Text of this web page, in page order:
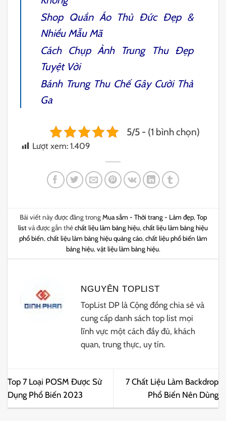
Shop Quần Áo Thủ ĐứcĐẹp &
Nhiều Mẫu Mã
Cách ChụpẢnh Trung Thu Đẹp
Tuyệt Vời
Bánh Trung Thu ChếGây Cười Thả
Ga
5/5 - (1 bình chọn)
Lượt xem: 1.409
Bài viết này được đăng trongMua sắm - Thời trang - Làm đẹp, Top
listvà được gắn thẻchất liệu làm bảng hiệu, chất liệu làm bảng hiệu
phổ biến, chất liệu làm bảng hiệu quảng cáo, chất liệu phổ biến làm
bảng hiệu, vật liệu làm bảng hiệu.
NGUYÊN TOPLIST
TopList DP là Cộng đồng chia sẻ và
cung cấp danh sách top list mọi
lĩnh vực một cách đầy đủ, khách
quan, trung thực, uy tín.
Top 7 Loại POSM Được Sử
Dụng Phổ Biến 2023
7 Chất Liệu Làm Backdrop
Phổ Biến Nên Dùng